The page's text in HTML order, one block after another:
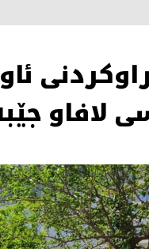
لافاو